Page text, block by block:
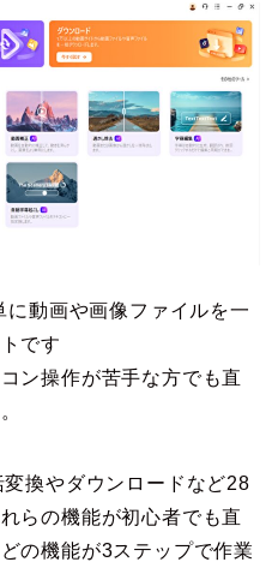
動画や画像ファイルを一
です
ン操作が苦手な方でも直
換やダウンロードなど28
らの機能が初心者でも直
の機能が3ステップで作業